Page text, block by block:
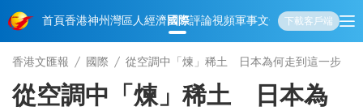
首頁香港神州 灣區人經濟國際評論視頻軍事文化 娛樂生活教育體
下載客戶端
香港文匯報 國際 從空調中「煉」稀土 日本為何走到這一步
從空調中「煉」稀土 日本為